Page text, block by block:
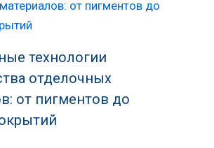
технологии
отделочных
от пигментов до